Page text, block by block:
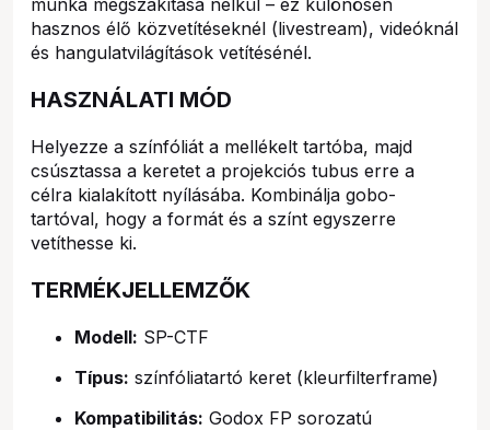
munka megszakítása nélkül – ez különösen
hasznos élő közvetítéseknél (livestream), videóknál
és hangulatvilágítások vetítésénél.
HASZNÁLATI MÓD
Helyezze a színfóliát a mellékelt tartóba, majd
csúsztassa a keretet a projekciós tubus erre a
célra kialakított nyílásába. Kombinálja gobo-
tartóval, hogy a formát és a színt egyszerre
vetíthesse ki.
TERMÉKJELLEMZŐK
Modell: SP-CTF
Típus: színfóliatartó keret (kleurfilterframe)
Kompatibilitás: Godox FP sorozatú